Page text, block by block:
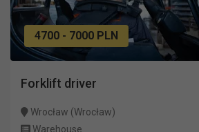
4700 - 7000 PLN
Forklift driver
Wrocław (Wrocław)
Warehouse